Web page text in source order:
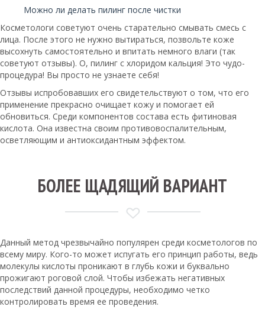
Можно ли делать пилинг после чистки
Косметологи советуют очень старательно смывать смесь с
лица. После этого не нужно вытираться, позвольте коже
высохнуть самостоятельно и впитать немного влаги (так
советуют отзывы). О, пилинг с хлоридом кальция! Это чудо-
процедура! Вы просто не узнаете себя!
Отзывы испробовавших его свидетельствуют о том, что его
применение прекрасно очищает кожу и помогает ей
обновиться. Среди компонентов состава есть фитиновая
кислота. Она известна своим противовоспалительным,
осветляющим и антиоксидантным эффектом.
БОЛЕЕ ЩАДЯЩИЙ ВАРИАНТ
Данный метод чрезвычайно популярен среди косметологов по
всему миру. Кого-то может испугать его принцип работы, ведь
молекулы кислоты проникают в глубь кожи и буквально
прожигают роговой слой. Чтобы избежать негативных
последствий данной процедуры, необходимо четко
контролировать время ее проведения.